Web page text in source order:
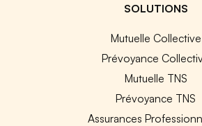
SOLUTIONS
Mutuelle Collective
Prévoyance
Mutuelle TNS
Prévoyance TNS
Assurances